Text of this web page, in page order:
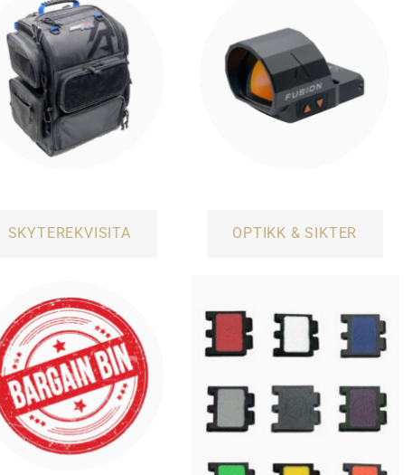
SKYTEREKVISITA OPTIKK & SIKTER